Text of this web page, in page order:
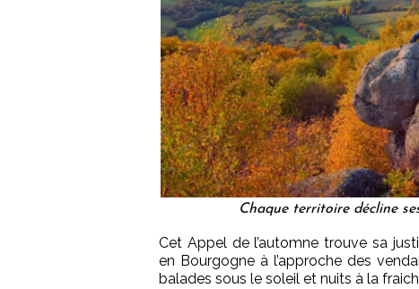
Chaque territoire décline
Cet Appel de l’automne trouve sa
en Bourgogne à l’approche des
balades sous le soleil et nuits à la